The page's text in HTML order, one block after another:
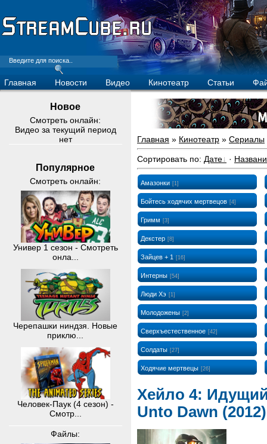
Главная Новости Видео Кинотеатр Статьи
Новое
Смотреть онлайн:
Видео за текущий период
нет
Популярное
Смотреть онлайн:
Универ 1 сезон - Смотреть
онла...
Черепашки ниндзя. Новые
приклю...
Человек-Паук (4 сезон) -
Смотр...
Файлы:
Главная » Кинотеатр » Сериалы
Сортировать по: Дате ·
Амазонки [1]
Бойтесь ходячих мертвецов [4]
Гримм [3]
Декстер [8]
Зайцев + 1 [16]
Интерны [54]
Люди Хэ [1]
Молодожены [2]
Сверхъестественное [42]
Солдаты [27]
Ходячие мертвецы [26]
Хейло 4: Идущий
Unto Dawn